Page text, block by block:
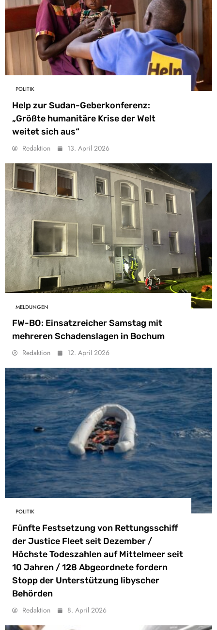
POLITIK
Help zur Sudan-Geberkonferenz:
„Größte humanitäre Krise der Welt
weitet sich aus“
Redaktion 13. April 2026
MELDUNGEN
FW-BO: Einsatzreicher Samstag mit
mehreren Schadenslagen in Bochum
Redaktion 12. April 2026
POLITIK
Fünfte Festsetzung von Rettungsschiff
der Justice Fleet seit Dezember /
Höchste Todeszahlen auf Mittelmeer seit
10 Jahren / 128 Abgeordnete fordern
Stopp der Unterstützung libyscher
Behörden
Redaktion 8. April 2026